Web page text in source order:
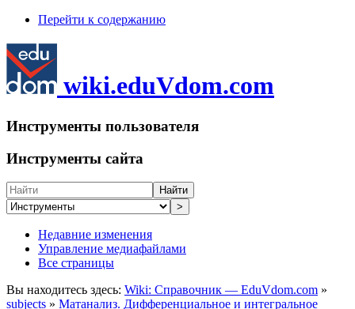
Перейти к содержанию
wiki.eduVdom.com
Инструменты пользователя
Инструменты сайта
Найти
>
Недавние изменения
Управление медиафайлами
Все страницы
Вы находитесь здесь: Wiki: Справочник — EduVdom.com »
subjects » Матанализ. Дифференциальное и интегральное